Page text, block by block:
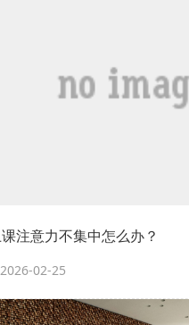
注意力不集中怎么办？
02-25